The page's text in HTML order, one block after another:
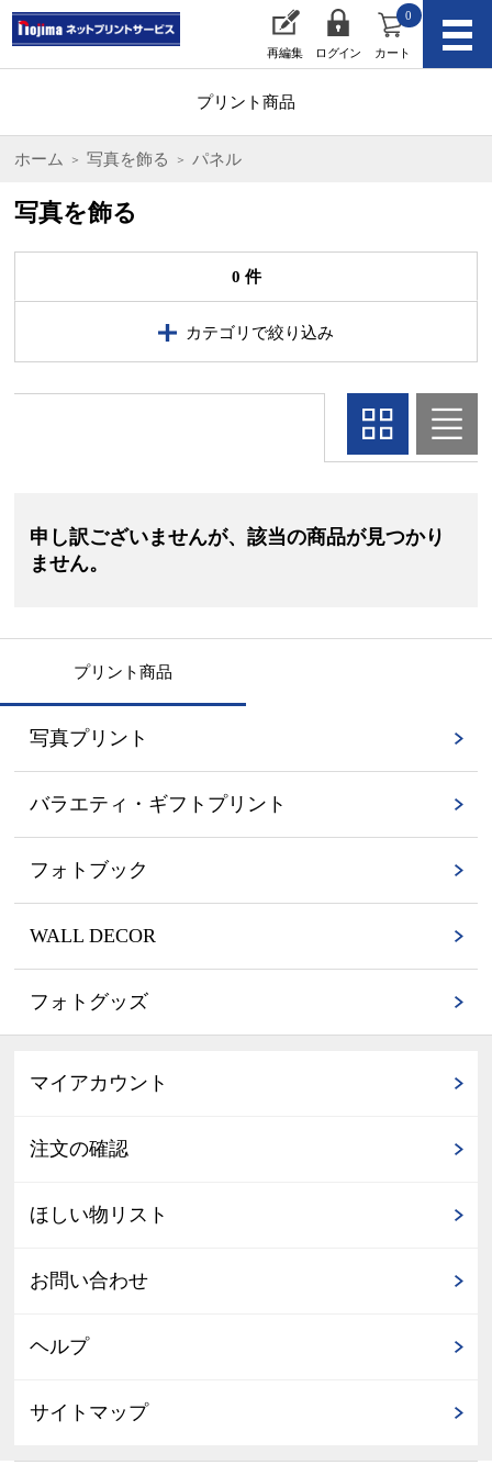
再編集 ログイン カート
0
プリント商品
ホーム 写真を飾る パネル
写真を飾る
0 件
カテゴリで絞り込み
申し訳ございませんが、該当の商品が見つかり
ません。
プリント商品
写真プリント
バラエティ・ギフトプリント
フォトブック
WALL DECOR
フォトグッズ
マイアカウント
注文の確認
ほしい物リスト
お問い合わせ
ヘルプ
サイトマップ